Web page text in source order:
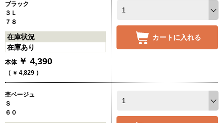
ブラック
３Ｌ
７８
在庫状況
在庫あり
本体 ￥ 4,390
（ ￥ 4,829 ）
カートに入れる
杢ベージュ
Ｓ
６０